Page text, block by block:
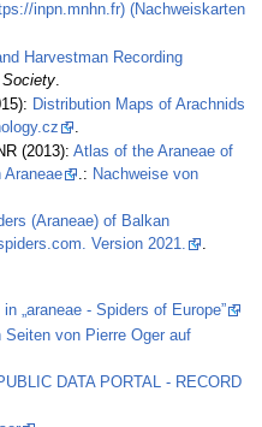
inpn.mnhn.fr) (Nachweiskarten
Harvestman Recording
Distribution Maps of Arachnids
(2013): Atlas of the Araneae of
Araneae
.: Nachweise von
(Araneae) of Balkan
Version 2021.
.
in „araneae - Spiders of Europe”
Seiten von Pierre Oger auf
DATA PORTAL - RECORD